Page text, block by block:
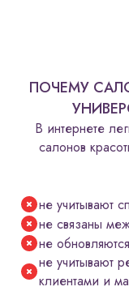
ПОЧЕМУ
В интернете
салонов
не учитывают
не связаны
не
не учитывают
клиентами и